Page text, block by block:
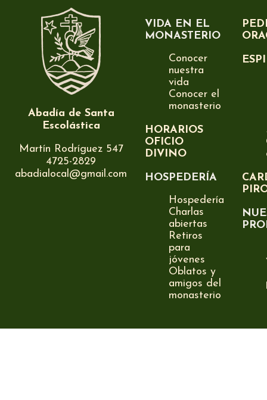
Abadía de Santa
Escolástica
Martín Rodríguez 547
4725-2829
abadialocal@gmail.com
VIDA EN EL
MONASTERIO
Conocer
nuestra
vida
Conocer el
monasterio
HORARIOS
OFICIO
DIVINO
HOSPEDERÍA
Hospedería
Charlas
abiertas
Retiros
para
jóvenes
Oblatos y
amigos del
monasterio